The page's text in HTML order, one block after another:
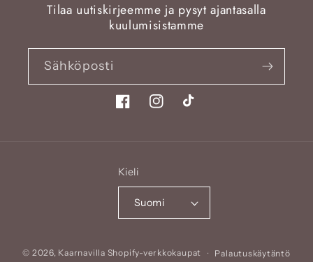
Tilaa uutiskirjeemme ja pysyt ajantasalla
kuulumisistamme
Sähköposti
FacebookInstagramTikTok
Kieli
Suomi
© 2026, Kaarnavilla Shopify-verkkokaupat Palautuskäytäntö